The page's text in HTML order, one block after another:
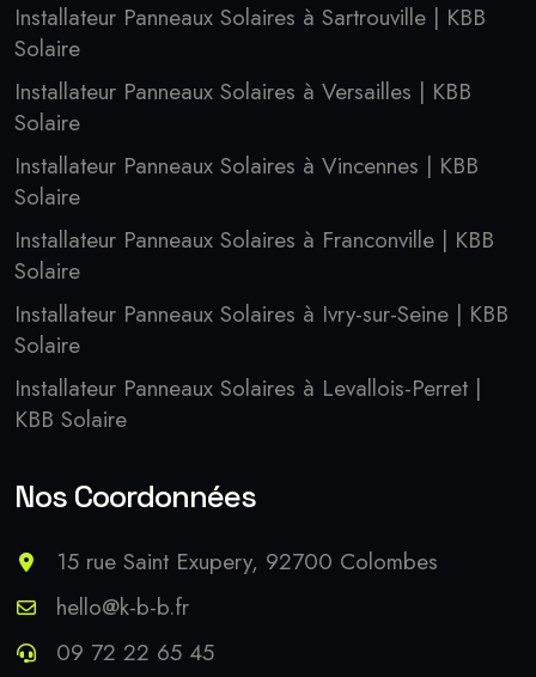
Installateur Panneaux Solaires à Sartrouville | KBB
Solaire
Installateur Panneaux Solaires à Versailles | KBB
Solaire
Installateur Panneaux Solaires à Vincennes | KBB
Solaire
Installateur Panneaux Solaires à Franconville | KBB
Solaire
Installateur Panneaux Solaires à Ivry-sur-Seine | KBB
Solaire
Installateur Panneaux Solaires à Levallois-Perret |
KBB Solaire
Nos Coordonnées
15 rue Saint Exupery, 92700 Colombes
hello@k-b-b.fr
09 72 22 65 45